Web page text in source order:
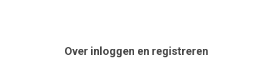
Over inloggen en registreren